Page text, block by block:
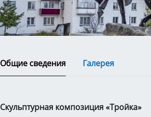
Общие сведения Галерея
Скульптурная композиция «Тройка»